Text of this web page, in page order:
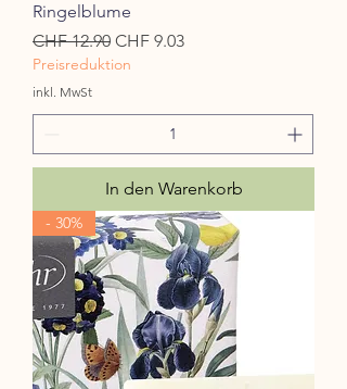
Ringelblume
Standardpreis
CHF 12.90 Sale-Preis
CHF 9.03
Preisreduktion
inkl. MwSt
In den Warenkorb
- 30%